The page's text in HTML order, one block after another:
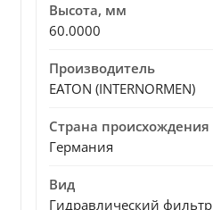
Высота, мм
60.0000
Производитель
EATON (INTERNORMEN)
Страна происхождения
Германия
Вид
Гидравлический фильтр